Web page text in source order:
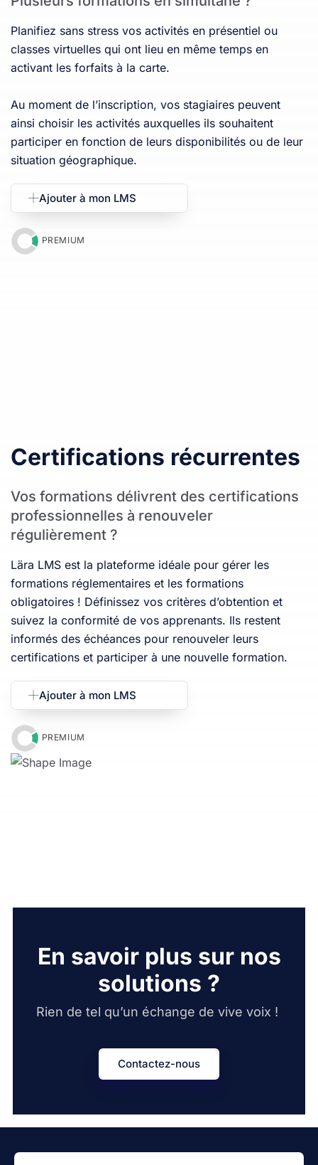
Planifiez sans stress vos activités en présentiel ou
classes virtuelles qui ont lieu en même temps en
activant les forfaits à la carte.
Au moment de l’inscription, vos stagiaires peuvent
ainsi choisir les activités auxquelles ils souhaitent
participer en fonction de leurs disponibilités ou de leur
situation géographique.
Ajouter à mon LMS
PREMIUM
Certifications récurrentes
Vos formations délivrent des certifications
professionnelles à renouveler
régulièrement ?
Lära LMS est la plateforme idéale pour gérer les
formations réglementaires et les formations
obligatoires ! Définissez vos critères d’obtention et
suivez la conformité de vos apprenants. Ils restent
informés des échéances pour renouveler leurs
certifications et participer à une nouvelle formation.
Ajouter à mon LMS
PREMIUM
En savoir plus sur nos
solutions ?
Rien de tel qu’un échange de vive voix !
Contactez-nous